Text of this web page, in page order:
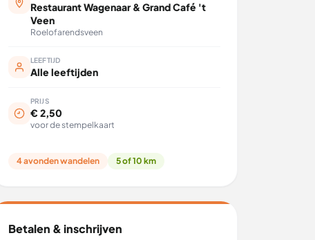
Restaurant Wagenaar & Grand Café 't
Veen
Roelofarendsveen
LEEFTIJD
Alle leeftijden
PRIJS
€ 2,50
voor de stempelkaart
4 avonden wandelen 5 of 10 km
Betalen & inschrijven